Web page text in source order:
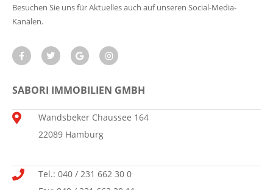
Besuchen Sie uns für Aktuelles auch auf unseren Social-Media-
Kanälen.
SABORI IMMOBILIEN GMBH
Wandsbeker Chaussee 164
22089 Hamburg
Tel.: 040 / 231 662 30 0